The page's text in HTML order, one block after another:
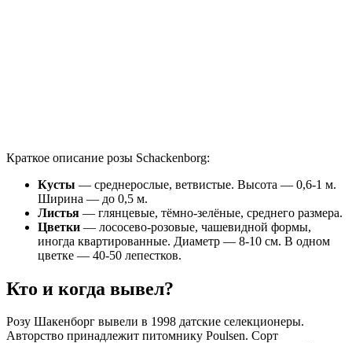
Краткое описание розы Schackenborg:
Кусты — среднерослые, ветвистые. Высота — 0,6-1 м.
Ширина — до 0,5 м.
Листья — глянцевые, тёмно-зелёные, среднего размера.
Цветки — лососево-розовые, чашевидной формы,
иногда квартированные. Диаметр — 8-10 см. В одном
цветке — 40-50 лепестков.
Кто и когда вывел?
Розу Шакенборг вывели в 1998 датские селекционеры.
Авторство принадлежит питомнику Poulsen. Сорт